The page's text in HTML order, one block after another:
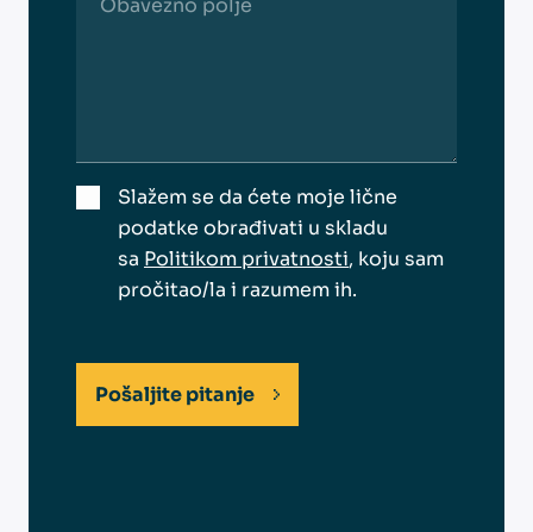
Slažem se da ćete moje lične
podatke obrađivati u skladu
sa Politikom privatnosti, koju sam
pročitao/la i razumem ih.
Pošaljite pitanje